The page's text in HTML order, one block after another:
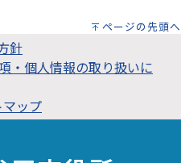
ページの先頭へ
針
・個人情報の取り扱いに
マップ